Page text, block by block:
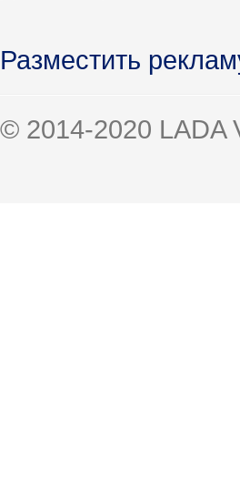
Разместить
© 2014-2020 LADA